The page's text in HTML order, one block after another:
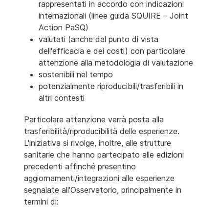
rappresentati in accordo con indicazioni
internazionali (linee guida SQUIRE – Joint
Action PaSQ)
valutati (anche dal punto di vista
dell'efficacia e dei costi) con particolare
attenzione alla metodologia di valutazione
sostenibili nel tempo
potenzialmente riproducibili/trasferibili in
altri contesti
Particolare attenzione verrà posta alla
trasferibilità/riproducibilità delle esperienze.
L'iniziativa si rivolge, inoltre, alle strutture
sanitarie che hanno partecipato alle edizioni
precedenti affinché presentino
aggiornamenti/integrazioni alle esperienze
segnalate all'Osservatorio, principalmente in
termini di: